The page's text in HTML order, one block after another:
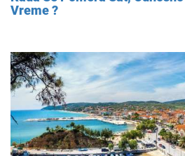
Vreme ?